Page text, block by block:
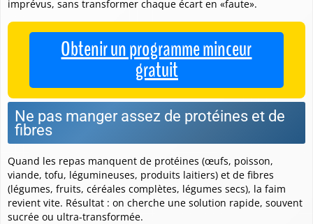
imprévus, sans transformer chaque écart en «faute».
Obtenir un programme minceur
gratuit
Ne pas manger assez de protéines et de
fibres
Quand les repas manquent de protéines (œufs, poisson,
viande, tofu, légumineuses, produits laitiers) et de fibres
(légumes, fruits, céréales complètes, légumes secs), la faim
revient vite. Résultat : on cherche une solution rapide, souvent
sucrée ou ultra-transformée.